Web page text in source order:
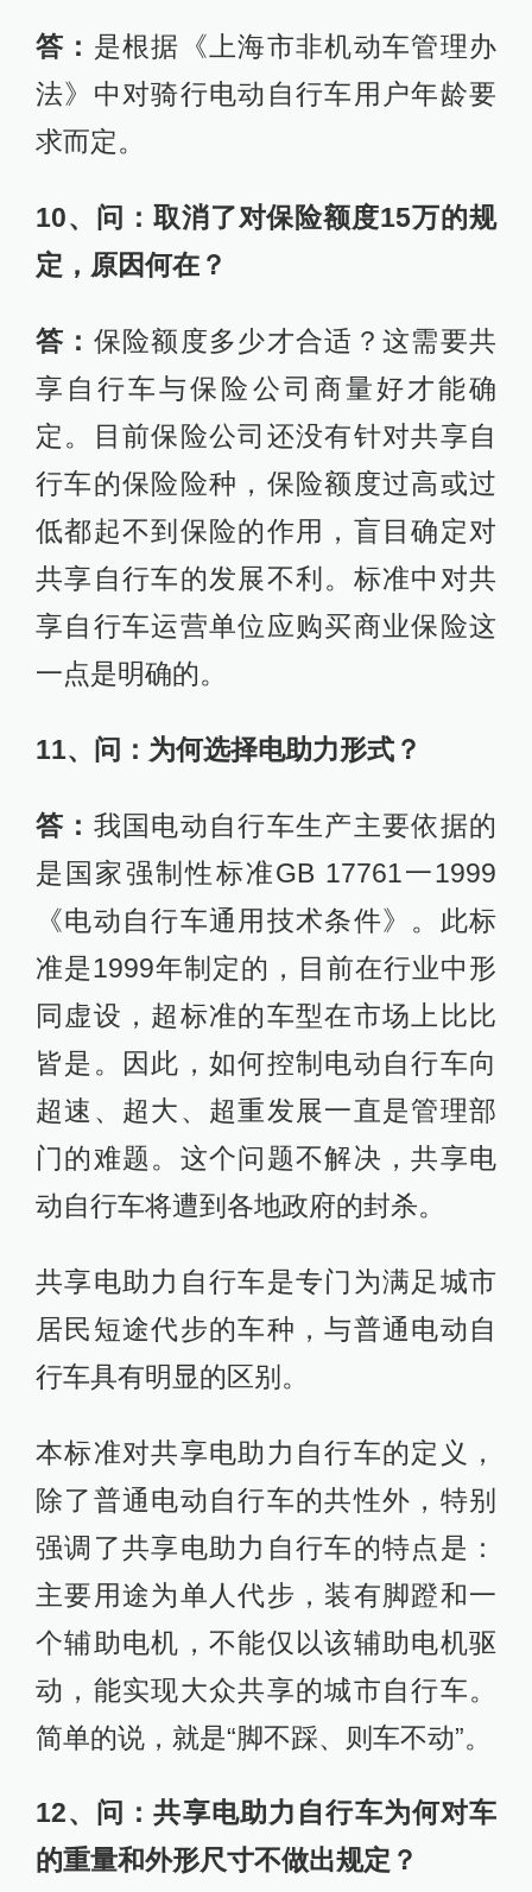
答： 是根据《上海市非机动车管理办
法》中对骑行电动自行车用户年龄要
求而定。
10、问：取消了对保险额度15万的规
定，原因何在？
答： 保险额度多少才合适？这需要共
享自行车与保险公司商量好才能确
定。目前保险公司还没有针对共享自
行车的保险险种，保险额度过高或过
低都起不到保险的作用，盲目确定对
共享自行车的发展不利。标准中对共
享自行车运营单位应购买商业保险这
一点是明确的。
11、问：为何选择电助力形式？
答： 我国电动自行车生产主要依据的
是国家强制性标准GB 17761一1999
《电动自行车通用技术条件》。此标
准是1999年制定的，目前在行业中形
同虚设，超标准的车型在市场上比比
皆是。因此，如何控制电动自行车向
超速、超大、超重发展一直是管理部
门的难题。这个问题不解决，共享电
动自行车将遭到各地政府的封杀。
共享电助力自行车是专门为满足城市
居民短途代步的车种，与普通电动自
行车具有明显的区别。
本标准对共享电助力自行车的定义，
除了普通电动自行车的共性外，特别
强调了共享电助力自行车的特点是：
主要用途为单人代步，装有脚蹬和一
个辅助电机，不能仅以该辅助电机驱
动，能实现大众共享的城市自行车。
简单的说，就是“脚不踩、则车不动”。
12、问：共享电助力自行车为何对车
的重量和外形尺寸不做出规定？